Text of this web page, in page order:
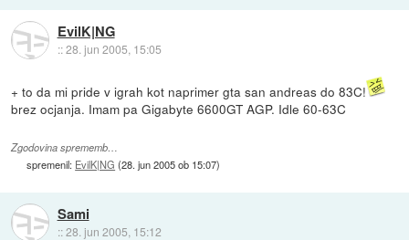
EvilK|NG
::28. jun 2005, 15:05
+ to da mi pride v igrah kot naprimer gta san andreas do 83C!
brez ocjanja. Imam pa Gigabyte 6600GT AGP. Idle 60-63C
Zgodovina sprememb…
spremenil: EvilK|NG (28. jun 2005 ob 15:07)
Sami
::28. jun 2005, 15:12